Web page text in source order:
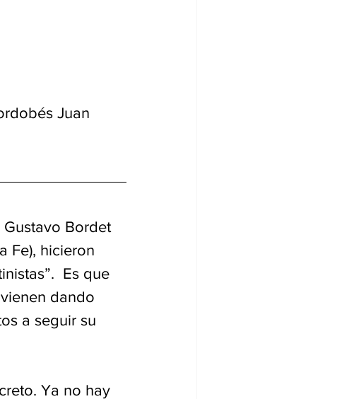
Juan
Bordet
Fe), hicieron
Es que
dando
a seguir su
Ya no hay